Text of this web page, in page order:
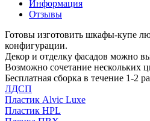
Информация
Отзывы
Готовы изготовить шкафы-купе
конфигурации.
Декор и отделку фасадов можно
Возможно сочетание нескольких
Бесплатная сборка в течение 1-2
ЛДСП
Пластик Alvic Luxe
Пластик HPL